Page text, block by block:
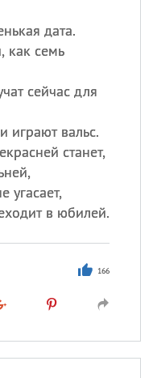
дата.
как семь
сейчас для
играют вальс.
станет,
угасает,
в юбилей.
166